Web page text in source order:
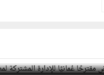
مقترحًا عُمانيًا للإدارة المشتركة